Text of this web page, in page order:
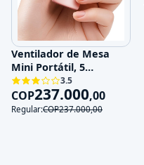
Ventilador de Mesa
Mini Portátil, 5
Velocidades, 5V,
Recargable
3.5
COP237.000,00
Regular:COP237.000,00